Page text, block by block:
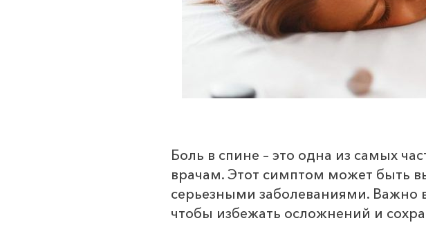
Боль в спине – это одна из самых
врачам. Этот симптом может быть
серьезными заболеваниями. Важно
чтобы избежать осложнений и